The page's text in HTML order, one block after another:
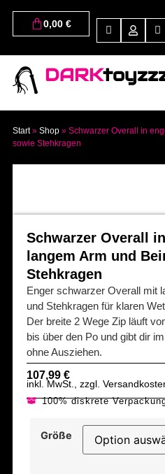
0,00 €
DARK
Start» Shop» Schwarzer Overall in
sowie Stehkragen
Schwarzer Overall
langem Arm und
Stehkragen
Enger schwarzer Overall mit
und Stehkragen für klaren
Der breite 2 Wege Zip läuft
bis über den Po und gibt dir
ohne Ausziehen.
107,99 €
inkl. MwSt., zzgl.
100% diskrete
Größe